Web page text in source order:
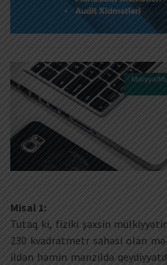
Misal 1:
Tutaq ki, fiziki şəxsin
230 kvadratmetr sahəsi olan
ildən həmin mənzildə